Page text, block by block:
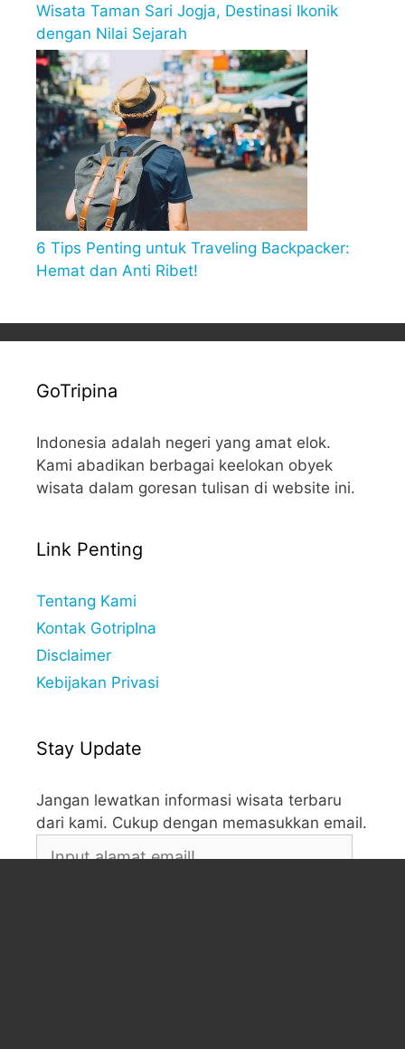
Wisata Taman Sari Jogja, Destinasi Ikonik
dengan Nilai Sejarah
6 Tips Penting untuk Traveling Backpacker:
Hemat dan Anti Ribet!
GoTripina
Indonesia adalah negeri yang amat elok.
Kami abadikan berbagai keelokan obyek
wisata dalam goresan tulisan di website ini.
Link Penting
Tentang Kami
Kontak GotripIna
Disclaimer
Kebijakan Privasi
Stay Update
Jangan lewatkan informasi wisata terbaru
dari kami. Cukup dengan memasukkan email.